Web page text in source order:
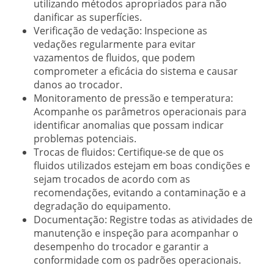
utilizando métodos apropriados para não
danificar as superfícies.
Verificação de vedação: Inspecione as
vedações regularmente para evitar
vazamentos de fluidos, que podem
comprometer a eficácia do sistema e causar
danos ao trocador.
Monitoramento de pressão e temperatura:
Acompanhe os parâmetros operacionais para
identificar anomalias que possam indicar
problemas potenciais.
Trocas de fluidos: Certifique-se de que os
fluidos utilizados estejam em boas condições e
sejam trocados de acordo com as
recomendações, evitando a contaminação e a
degradação do equipamento.
Documentação: Registre todas as atividades de
manutenção e inspeção para acompanhar o
desempenho do trocador e garantir a
conformidade com os padrões operacionais.